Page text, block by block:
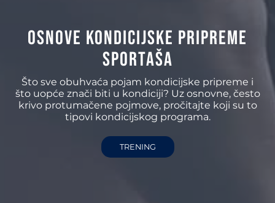
Osnove kondicijske pripreme
sportaša
Što sve obuhvaća pojam kondicijske pripreme i
što uopće znači biti u kondiciji? Uz osnovne, često
krivo protumačene pojmove, pročitajte koji su to
tipovi kondicijskog programa.
TRENING